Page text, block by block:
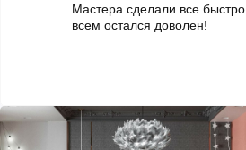
Мастера сделали все быстро,
всем остался доволен!